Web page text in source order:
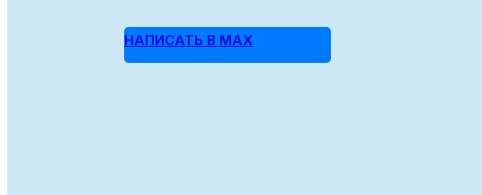
НАПИСАТЬ В MAX